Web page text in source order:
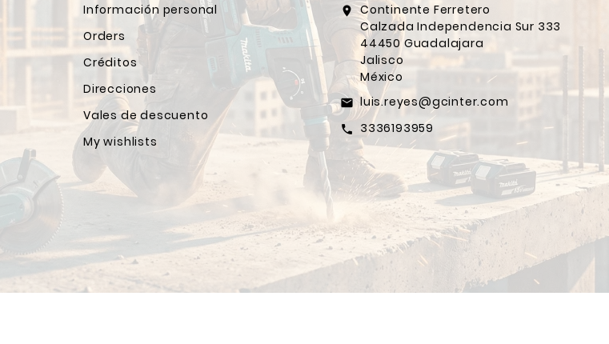
Información personal
Orders
Créditos
Direcciones
Vales de descuento
My wishlists
location_on Continente Ferretero
Calzada Independencia Sur 333
44450 Guadalajara
Jalisco
México
email luis.reyes@gcinter.com
call 3336193959